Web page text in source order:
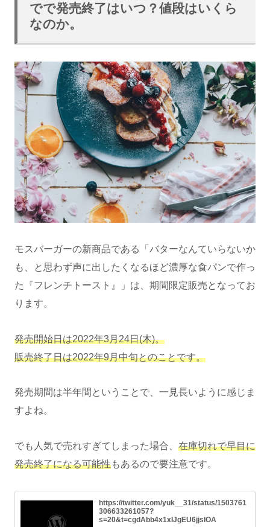
でで発売終了はいつ？値段はいくら
なのか。
モスバーガーの新商品である「バターなんていらないか
も、と思わず声に出したくなるほど濃厚な食パンで作っ
た『フレンチトースト』」は、期間限定販売となってお
ります。
発売開始日は2022年3月24日(木)。
販売終了日は2022年9月中旬とのことです。
発売期間は半年間ということで、一見長いように感じま
すよね。
でも人気で売れすぎてしまった場合、 在庫切れで早目に
発売終了になる可能性もあるので要注意です。
https://twitter.com/yuk__31/status/1503761
306633261057?
s=20&t=cgdAbb4x1xIJgEU6jjsIOA